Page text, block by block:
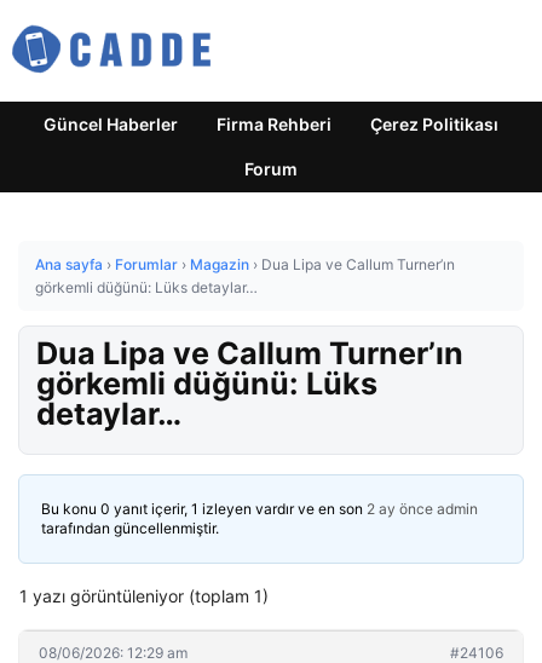
Güncel Haberler Firma Rehberi Çerez Politikası
Forum
Ana sayfa › Forumlar › Magazin › Dua Lipa ve Callum Turner’ın
görkemli düğünü: Lüks detaylar…
Dua Lipa ve Callum Turner’ın
görkemli düğünü: Lüks
detaylar…
Bu konu 0 yanıt içerir, 1 izleyen vardır ve en son 2 ay önce admin
tarafından güncellenmiştir.
1 yazı görüntüleniyor (toplam 1)
08/06/2026: 12:29 am #24106